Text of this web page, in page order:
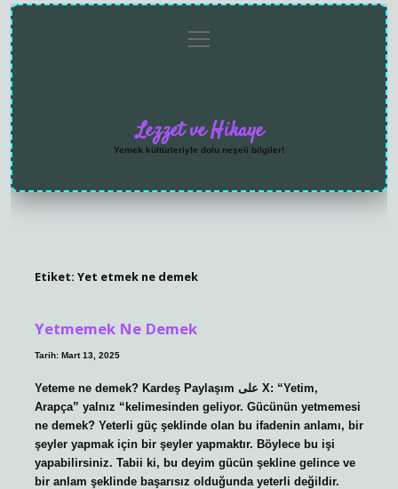
menüyü
aç
Lezzet ve Hikaye
Yemek kültürleriyle dolu neşeli bilgiler!
Etiket: Yet etmek ne demek
Yetmemek Ne Demek
Tarih: Mart 13, 2025
Yeteme ne demek? Kardeş Paylaşım على X: “Yetim,
Arapça” yalnız “kelimesinden geliyor. Gücünün yetmemesi
ne demek? Yeterli güç şeklinde olan bu ifadenin anlamı, bir
şeyler yapmak için bir şeyler yapmaktır. Böylece bu işi
yapabilirsiniz. Tabii ki, bu deyim gücün şekline gelince ve
bir anlam şeklinde başarısız olduğunda yeterli değildir.